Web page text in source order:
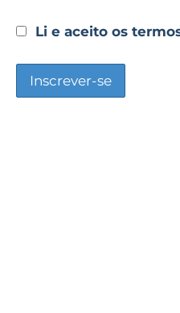
Li e aceito os